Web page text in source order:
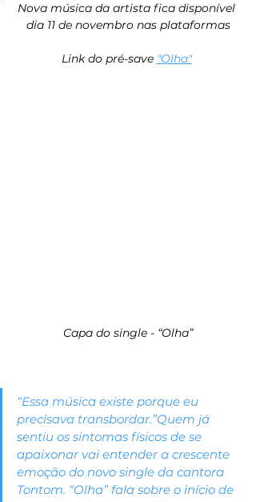
Nova música da artista fica disponível
dia 11 de novembro nas plataformas
Link do pré-save "Olha"
Capa do single - “Olha”
“Essa música existe porque eu
precisava transbordar.”Quem já
sentiu os sintomas físicos de se
apaixonar vai entender a crescente
emoção do novo single da cantora
Tontom. “Olha” fala sobre o início de